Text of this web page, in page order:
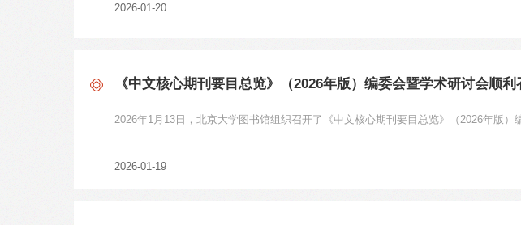
2026-01-20
《中文核心期刊要目总览》（2026年版）编委会暨学术研讨会顺利
2026年1月13日，北京大学图书馆组织召开了《中文核心期刊要目总览》（2026年版
2026-01-19